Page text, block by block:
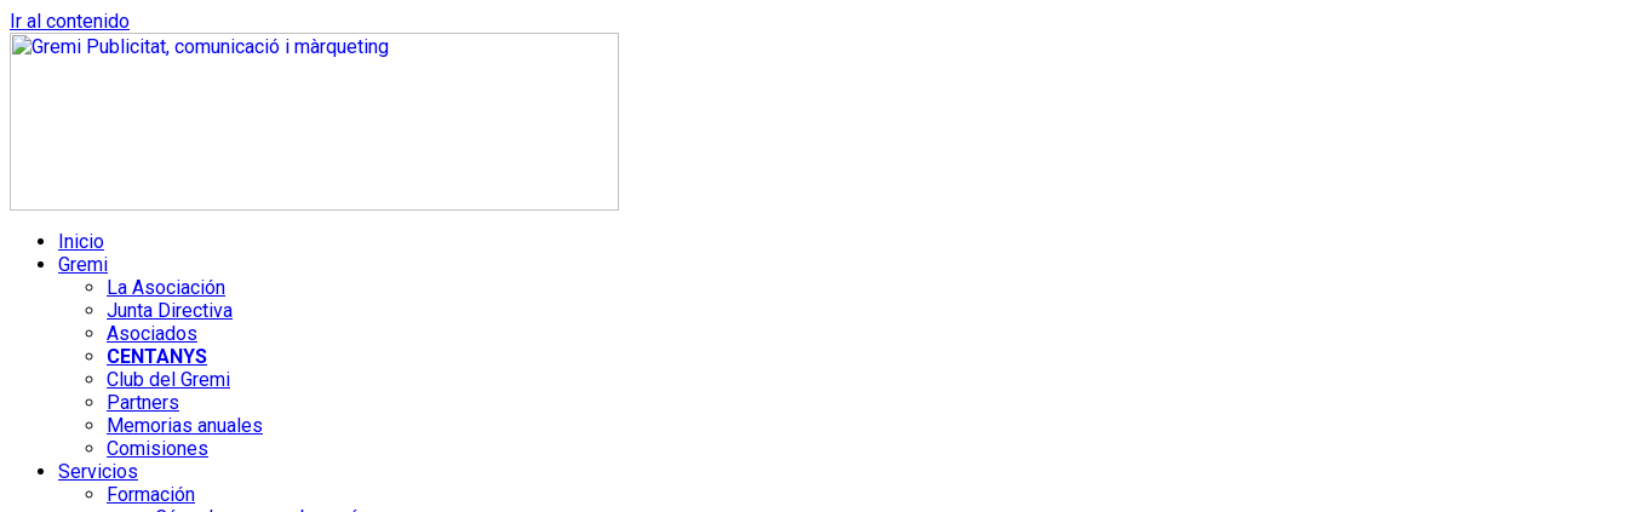
Ir al contenido
Inicio
Gremi
La Asociación
Junta Directiva
Asociados
CENTANYS
Club del Gremi
Partners
Memorias anuales
Comisiones
Servicios
Formación